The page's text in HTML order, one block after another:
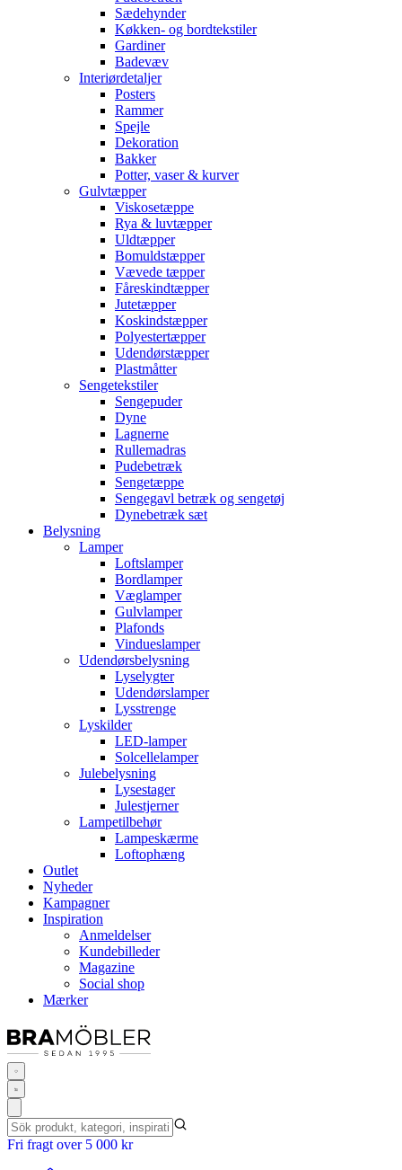
Sædehynder
Køkken- og bordtekstiler
Gardiner
Badevæv
Interiørdetaljer
Posters
Rammer
Spejle
Dekoration
Bakker
Potter, vaser & kurver
Gulvtæpper
Viskosetæppe
Rya & luvtæpper
Uldtæpper
Bomuldstæpper
Vævede tæpper
Fåreskindtæpper
Jutetæpper
Koskindstæpper
Polyestertæpper
Udendørstæpper
Plastmåtter
Sengetekstiler
Sengepuder
Dyne
Lagnerne
Rullemadras
Pudebetræk
Sengetæppe
Sengegavl betræk og sengetøj
Dynebetræk sæt
Belysning
Lamper
Loftslamper
Bordlamper
Væglamper
Gulvlamper
Plafonds
Vindueslamper
Udendørsbelysning
Lyselygter
Udendørslamper
Lysstrenge
Lyskilder
LED-lamper
Solcellelamper
Julebelysning
Lysestager
Julestjerner
Lampetilbehør
Lampeskærme
Loftophæng
Outlet
Nyheder
Kampagner
Inspiration
Anmeldelser
Kundebilleder
Magazine
Social shop
Mærker
Fri fragt over 5 000 kr